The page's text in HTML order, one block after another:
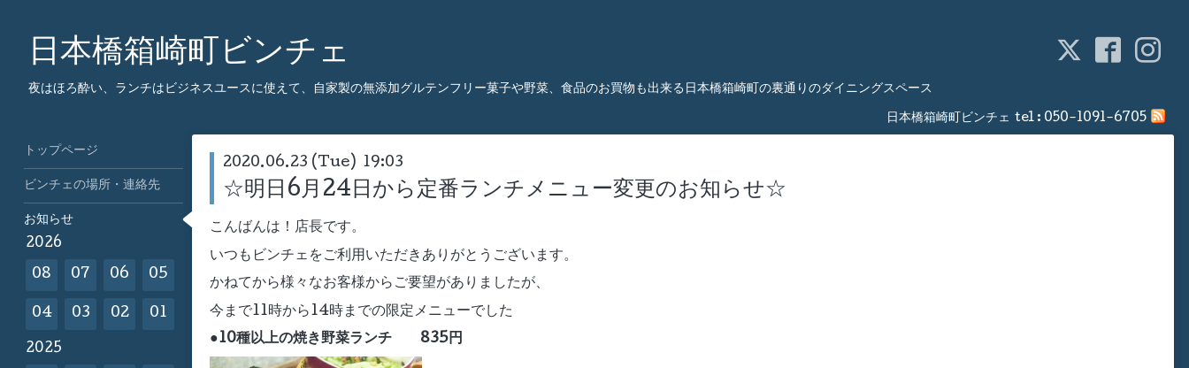
日本橋箱崎町ビンチェ
夜はほろ酔い、ランチはビジネスユースに使えて、自家製の無添加グルテンフリー菓子や野菜、食品のお買物も出来る日本橋箱崎町の裏通りのダイニングスペース
日本橋箱崎町ビンチェ tel : 050-1091-6705
2020.06.23 (Tue) 19:03
☆明日6月24日から定番ランチメニュー変更のお知らせ☆
こんばんは！店長です。
いつもビンチェをご利用いただきありがとうございます。
かねてから様々なお客様からご要望がありましたが、
今まで11時から14時までの限定メニューでした
●10種以上の焼き野菜ランチ 835円
トップページ
ビンチェの場所・連絡先
お知らせ
2026
08 07 06 05
04 03 02 01
2025